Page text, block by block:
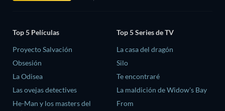
Top 5 Películas
Proyecto Salvación
Obsesión
La Odisea
Las ovejas detectives
He-Man y los masters del
Top 5 Series de TV
La casa del dragón
Silo
Te encontraré
La maldición de Widow's Bay
From